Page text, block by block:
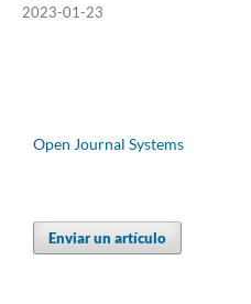
2023-01-23
Open Journal Systems
Enviar un artículo